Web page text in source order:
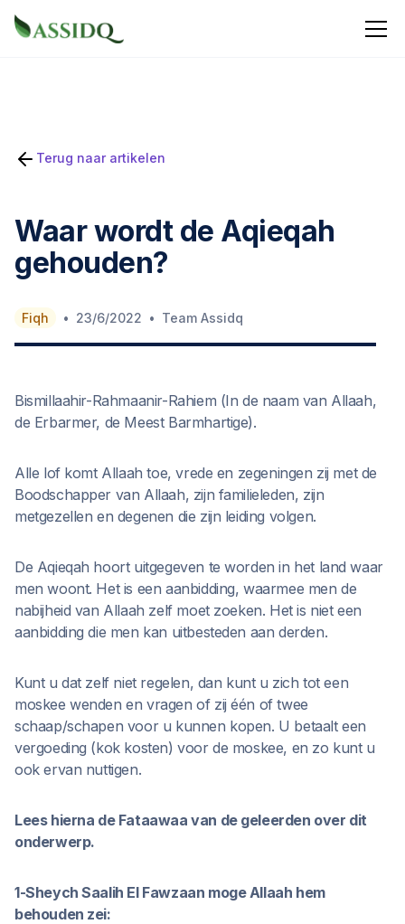
Terug naar artikelen
Waar wordt de Aqieqah
gehouden?
Fiqh • 23/6/2022 • Team Assidq
Bismillaahir-Rahmaanir-Rahiem (In de naam van Allaah,
de Erbarmer, de Meest Barmhartige).
Alle lof komt Allaah toe, vrede en zegeningen zij met de
Boodschapper van Allaah, zijn familieleden, zijn
metgezellen en degenen die zijn leiding volgen.
De Aqieqah hoort uitgegeven te worden in het land waar
men woont. Het is een aanbidding, waarmee men de
nabijheid van Allaah zelf moet zoeken. Het is niet een
aanbidding die men kan uitbesteden aan derden.
Kunt u dat zelf niet regelen, dan kunt u zich tot een
moskee wenden en vragen of zij één of twee
schaap/schapen voor u kunnen kopen. U betaalt een
vergoeding (kok kosten) voor de moskee, en zo kunt u
ook ervan nuttigen.
Lees hierna de Fataawaa van de geleerden over dit
onderwerp.
1-Sheych Saalih El Fawzaan moge Allaah hem
behouden zei: